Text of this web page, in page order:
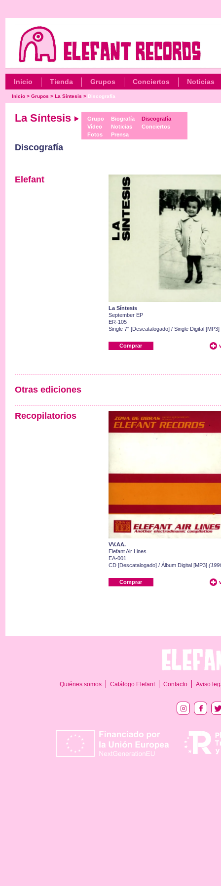
Inicio Tienda Grupos Conciertos Noticias
Inicio> Grupos > La Síntesis > Discografía
La Síntesis
Grupo
Vídeo
Fotos
Biografía
Noticias
Prensa
Discografía
Conciertos
Discografía
Elefant
La Síntesis
September EP
ER-105
Single 7" [Descatalogado] / Single Digital [MP3]
Comprar
Otras ediciones
Recopilatorios
VV.AA.
Elefant Air Lines
EA-001
CD [Descatalogado] / Álbum Digital [MP3]
Comprar
Quiénes somos Catálogo Elefant Contacto Aviso